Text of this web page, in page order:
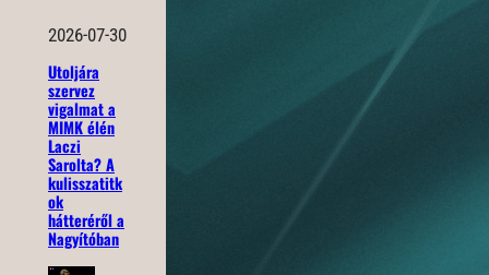
2026-07-30
Utoljára
szervez
vigalmat a
MIMK élén
Laczi
Sarolta? A
kulisszatitk
ok
hátteréről a
Nagyítóban